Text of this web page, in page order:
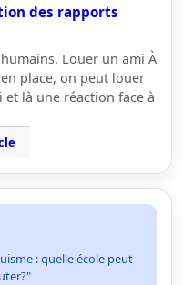
des rapports
Louer un ami À
place, on peut louer
et là une réaction face à
: quelle école peut